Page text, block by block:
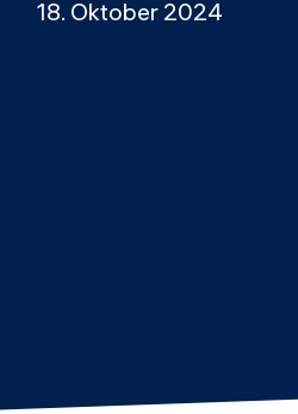
18. Oktober 2024